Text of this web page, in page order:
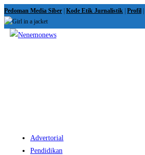
Skip
to
content
Pedoman Media Siber Kode Etik Jurnalistik Profil
Advertorial
Pendidikan